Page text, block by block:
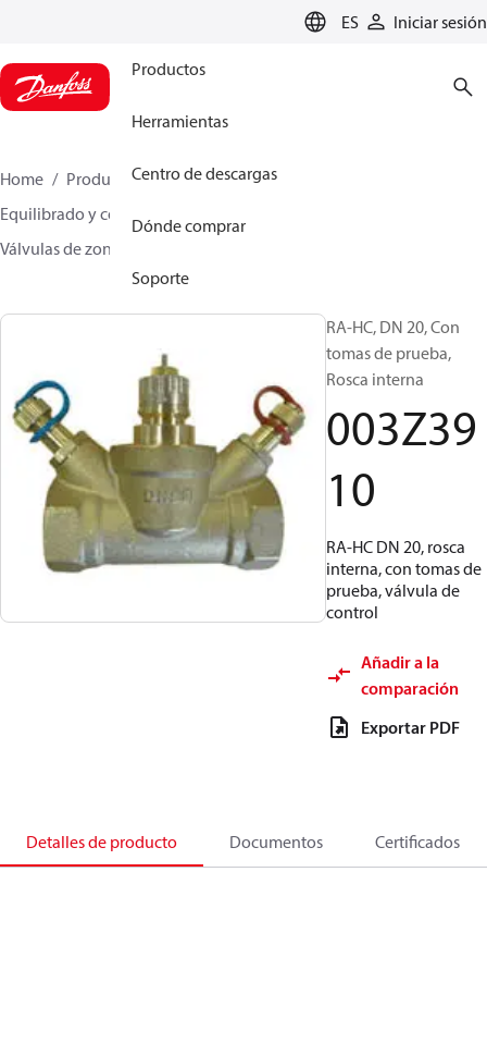
ES Iniciar sesión
Productos
Herramientas
Centro de descargas
Dónde comprar
Soporte
Home Productos
Climate Solutions for heating
Equilibrado y control hidrónicos
Válvulas de zona
RA-HC, DN 20, Con
tomas de prueba,
Rosca interna
003Z39
10
RA-HC DN 20, rosca
interna, con tomas de
prueba, válvula de
control
Añadir a la
comparación
Exportar PDF
Detalles de producto Documentos Certificados